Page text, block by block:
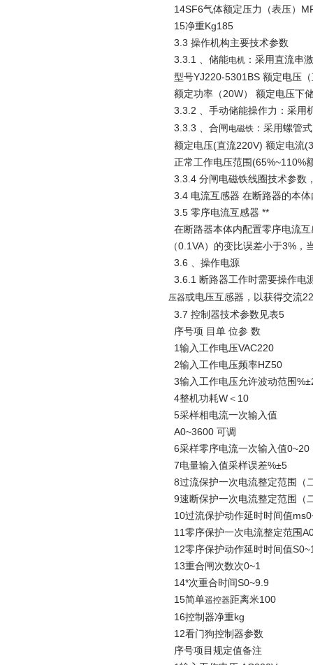
14SF6气体额定压力（表压）
15净重Kg185
3.3 操作机构主要技术参数
3.3.1 、储能电机 ：采用直流串激
型号YJ220-5301BS 额定电压
额定功率（20W） 额定电压下
3.3.2 、手动储能操作力：采用
3.3.3 、合闸电磁铁 ：采用螺管
额定电压(直流220V) 额定电
正常工作电压范围(65%~110%
3.3.4 分闸电磁铁线圈技术参数
3.4 电流互感器 在断路器的本
3.5 零序电流互感器 **
在断路器本体内配置零序电流
（0.1VA）的变比误差小于3%
3.6 、操作电源
3.6.1 断路器工作时需要操作电
压器或电压互感器，以获得交流
3.7 控制器技术参数见表5
序号项 目单 位参 数
1输入工作电压VAC220
2输入工作电压频率HZ50
3输入工作电压允许波动范围
4整机功耗W＜10
5采样相电流一次输入值
A0~3600 可调
6采样零序电流一次输入值0~20
7电量输入值采样误差%±5
8过流保护一次电流整定范围（
9速断保护一次电流整定范围（
10过流保护动作延时时间值
11零序保护一次电流整定范围
12零序保护动作延时时间值
13重合闸次数次0~1
14*次重合时间S0~9.9
15简单遥控器距离米100
16控制器净重kg
12看门狗控制器参数
序号项目规定值备注